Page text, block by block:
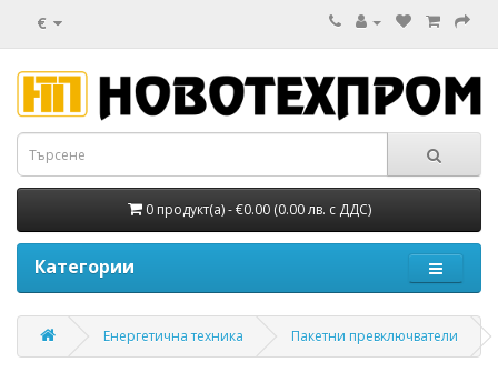
€
0 продукт(а) - €0.00 (0.00 лв. с ДДС)
Категории
Енергетична техника Пакетни превключватели